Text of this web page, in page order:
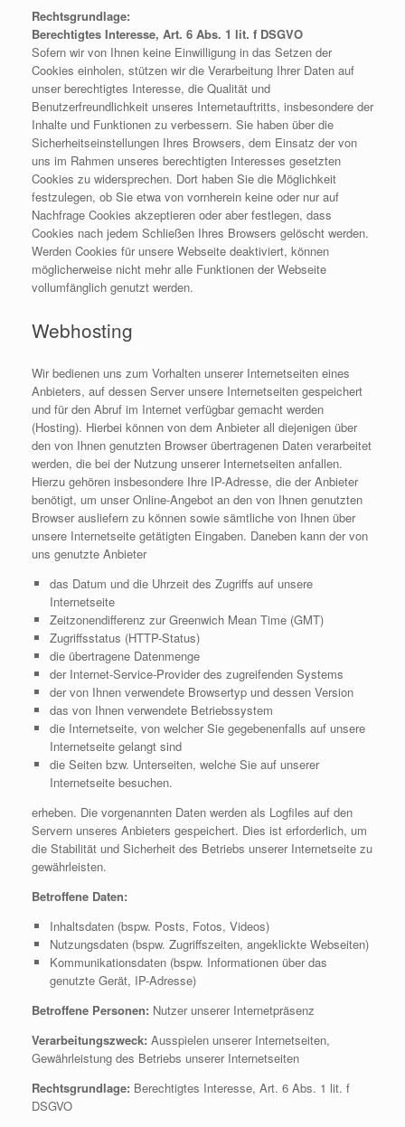
Rechtsgrundlage:
Berechtigtes Interesse, Art. 6 Abs. 1 lit. f DSGVO
Sofern wir von Ihnen keine Einwilligung in das Setzen der
Cookies einholen, stützen wir die Verarbeitung Ihrer Daten auf
unser berechtigtes Interesse, die Qualität und
Benutzerfreundlichkeit unseres Internetauftritts, insbesondere der
Inhalte und Funktionen zu verbessern. Sie haben über die
Sicherheitseinstellungen Ihres Browsers, dem Einsatz der von
uns im Rahmen unseres berechtigten Interesses gesetzten
Cookies zu widersprechen. Dort haben Sie die Möglichkeit
festzulegen, ob Sie etwa von vornherein keine oder nur auf
Nachfrage Cookies akzeptieren oder aber festlegen, dass
Cookies nach jedem Schließen Ihres Browsers gelöscht werden.
Werden Cookies für unsere Webseite deaktiviert, können
möglicherweise nicht mehr alle Funktionen der Webseite
vollumfänglich genutzt werden.
Webhosting
Wir bedienen uns zum Vorhalten unserer Internetseiten eines
Anbieters, auf dessen Server unsere Internetseiten gespeichert
und für den Abruf im Internet verfügbar gemacht werden
(Hosting). Hierbei können von dem Anbieter all diejenigen über
den von Ihnen genutzten Browser übertragenen Daten verarbeitet
werden, die bei der Nutzung unserer Internetseiten anfallen.
Hierzu gehören insbesondere Ihre IP-Adresse, die der Anbieter
benötigt, um unser Online-Angebot an den von Ihnen genutzten
Browser ausliefern zu können sowie sämtliche von Ihnen über
unsere Internetseite getätigten Eingaben. Daneben kann der von
uns genutzte Anbieter
das Datum und die Uhrzeit des Zugriffs auf unsere
Internetseite
Zeitzonendifferenz zur Greenwich Mean Time (GMT)
Zugriffsstatus (HTTP-Status)
die übertragene Datenmenge
der Internet-Service-Provider des zugreifenden Systems
der von Ihnen verwendete Browsertyp und dessen Version
das von Ihnen verwendete Betriebssystem
die Internetseite, von welcher Sie gegebenenfalls auf unsere
Internetseite gelangt sind
die Seiten bzw. Unterseiten, welche Sie auf unserer
Internetseite besuchen.
erheben. Die vorgenannten Daten werden als Logfiles auf den
Servern unseres Anbieters gespeichert. Dies ist erforderlich, um
die Stabilität und Sicherheit des Betriebs unserer Internetseite zu
gewährleisten.
Betroffene Daten:
Inhaltsdaten (bspw. Posts, Fotos, Videos)
Nutzungsdaten (bspw. Zugriffszeiten, angeklickte Webseiten)
Kommunikationsdaten (bspw. Informationen über das
genutzte Gerät, IP-Adresse)
Betroffene Personen: Nutzer unserer Internetpräsenz
Verarbeitungszweck: Ausspielen unserer Internetseiten,
Gewährleistung des Betriebs unserer Internetseiten
Rechtsgrundlage: Berechtigtes Interesse, Art. 6 Abs. 1 lit. f
DSGVO